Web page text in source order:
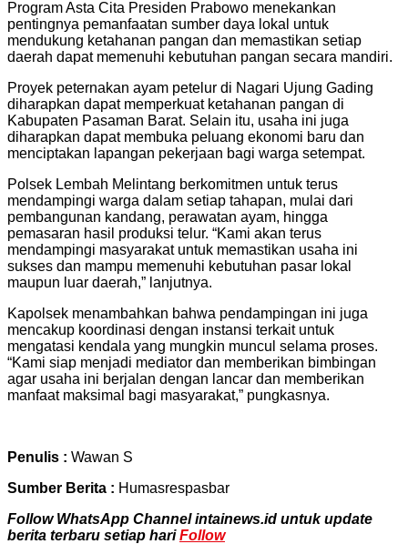
Program Asta Cita Presiden Prabowo menekankan
pentingnya pemanfaatan sumber daya lokal untuk
mendukung ketahanan pangan dan memastikan setiap
daerah dapat memenuhi kebutuhan pangan secara mandiri.
Proyek peternakan ayam petelur di Nagari Ujung Gading
diharapkan dapat memperkuat ketahanan pangan di
Kabupaten Pasaman Barat. Selain itu, usaha ini juga
diharapkan dapat membuka peluang ekonomi baru dan
menciptakan lapangan pekerjaan bagi warga setempat.
Polsek Lembah Melintang berkomitmen untuk terus
mendampingi warga dalam setiap tahapan, mulai dari
pembangunan kandang, perawatan ayam, hingga
pemasaran hasil produksi telur. “Kami akan terus
mendampingi masyarakat untuk memastikan usaha ini
sukses dan mampu memenuhi kebutuhan pasar lokal
maupun luar daerah,” lanjutnya.
Kapolsek menambahkan bahwa pendampingan ini juga
mencakup koordinasi dengan instansi terkait untuk
mengatasi kendala yang mungkin muncul selama proses.
“Kami siap menjadi mediator dan memberikan bimbingan
agar usaha ini berjalan dengan lancar dan memberikan
manfaat maksimal bagi masyarakat,” pungkasnya.
Penulis : Wawan S
Sumber Berita : Humasrespasbar
Follow WhatsApp Channel intainews.id untuk update
berita terbaru setiap hariFollow